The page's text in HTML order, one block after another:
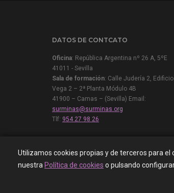
Utilizamos cookies propias y de terceros para
nuestra Política de cookies o pulsando
DATOS DE CONTCATO
Oficina: República Argentina nº 26 A, 5ºE
41011 - Sevilla
Sala de formación: Calle Judería 2, Edificio
Vega 2 – 2ª Planta Módulo 4B
41900 – Camas – (Sevilla) Email:
surminas@surminas.org
Tlf: 954 27 98 26
© 2000/2024 Surminas. All right reserved